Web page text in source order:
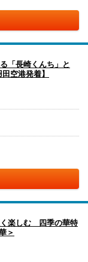
「長崎くんち」と
空港発着】
く楽しむ 四季の華特
＞